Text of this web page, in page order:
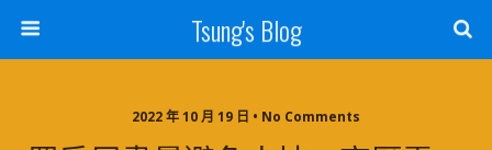
Tsung's Blog
2022 年 10 月 19 日 • No Comments